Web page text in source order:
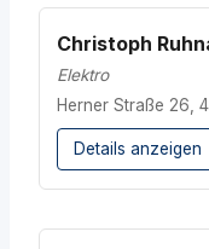
Christoph
Elektro
Herner Straße 26,
Details anzeigen